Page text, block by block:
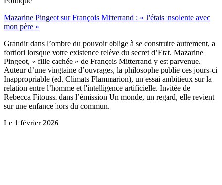
Mazarine Pingeot sur François Mitterrand : « J'étais insolente avec
mon père »
Grandir dans l’ombre du pouvoir oblige à se construire autrement, a
fortiori lorsque votre existence relève du secret d’Etat. Mazarine
Pingeot, « fille cachée » de François Mitterrand y est parvenue.
Auteur d’une vingtaine d’ouvrages, la philosophe publie ces jours-ci
Inappropriable (ed. Climats Flammarion), un essai ambitieux sur la
relation entre l’homme et l'intelligence artificielle. Invitée de
Rebecca Fitoussi dans l’émission Un monde, un regard, elle revient
sur une enfance hors du commun.
Le 1 février 2026